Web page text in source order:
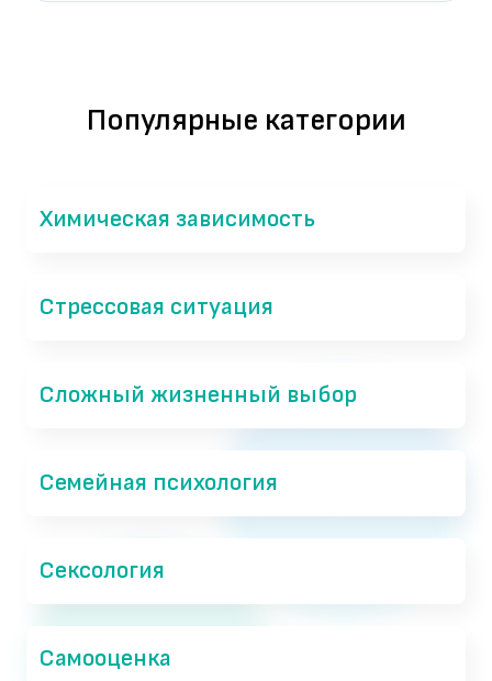
Популярные категории
Химическая зависимость
Стрессовая ситуация
Сложный жизненный выбор
Семейная психология
Сексология
Самооценка